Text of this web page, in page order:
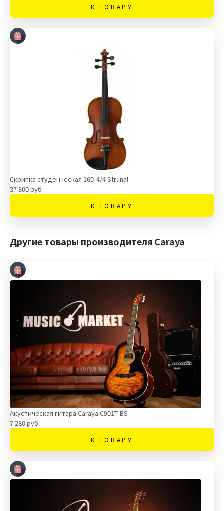
К ТОВАРУ
Скрипка студенческая 160-4/4 Strunal
37 800 руб
К ТОВАРУ
Другие товары производителя Caraya
Акустическая гитара Caraya C901T-BS
7 280 руб
К ТОВАРУ